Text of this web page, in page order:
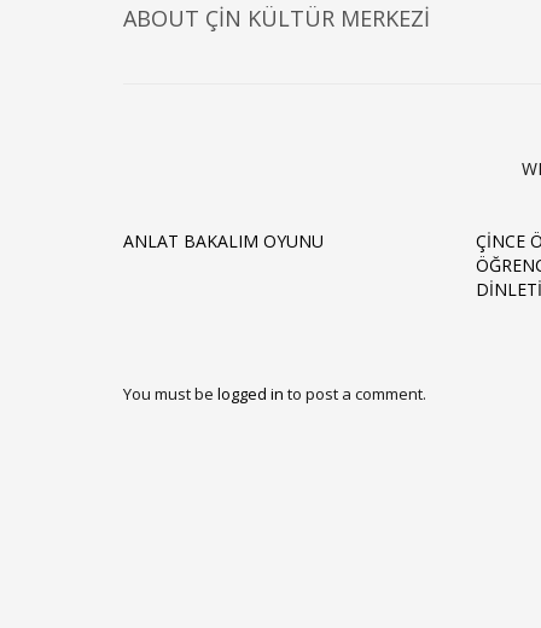
ABOUT ÇIN KÜLTÜR MERKEZI
ANLAT BAKALIM OYUNU
ÇINCE
You must be logged in to post a comment.